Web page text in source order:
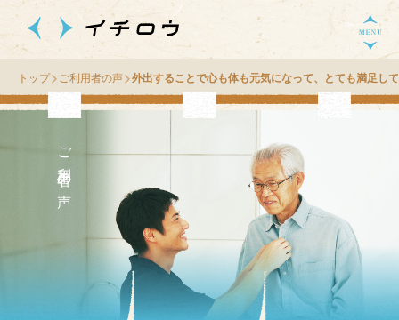
トップ ご利用者の声 外出することで心も体も元気になって、とても満足し
ご利用者の声